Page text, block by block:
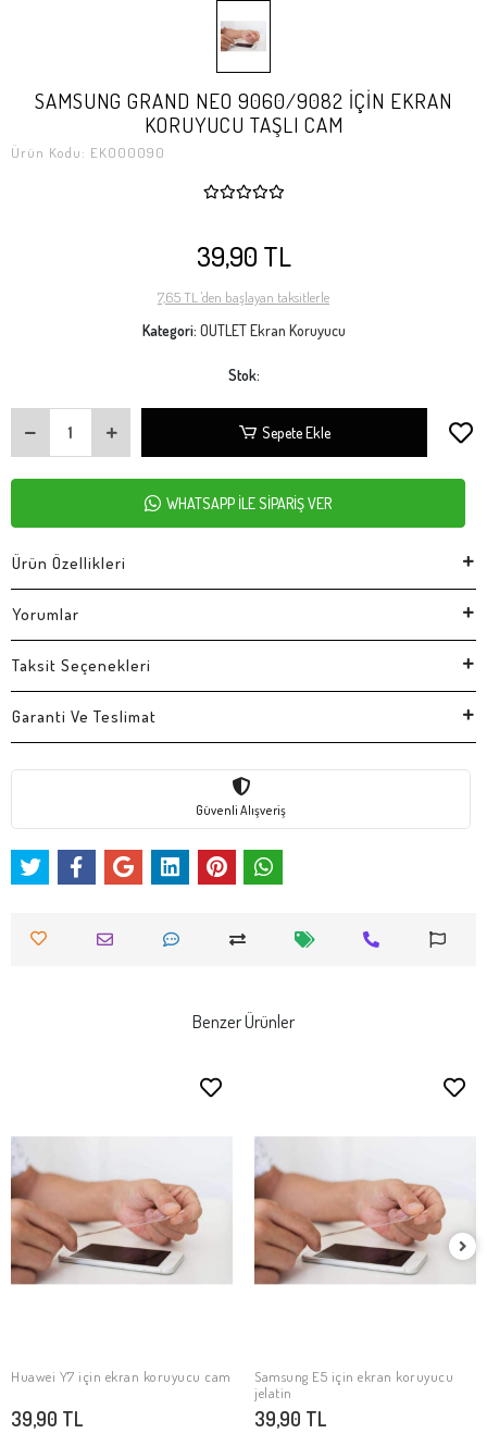
SAMSUNG GRAND NEO 9060/9082 İÇİN EKRAN
KORUYUCU TAŞLI CAM
Ürün Kodu: EK000090
39,90 TL
7,65 TL 'den başlayan taksitlerle
Kategori: OUTLET Ekran Koruyucu
Stok:
Sepete Ekle
WHATSAPP İLE SİPARİŞ VER
Ürün Özellikleri
Yorumlar
Taksit Seçenekleri
Garanti Ve Teslimat
Güvenli Alışveriş
Benzer Ürünler
SEPETE EKLE
Huawei Y7 için ekran koruyucu cam
39,90 TL
SEPETE EKLE
Samsung E5 için ekran koruyucu
jelatin
39,90 TL